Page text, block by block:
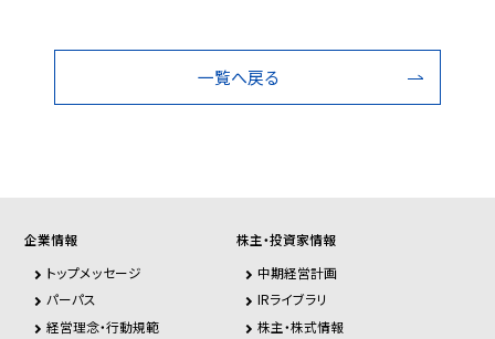
一覧へ戻る
企業情報
トップメッセージ
パーパス
経営理念・行動規範
株主・投資家情報
中期経営計画
IRライブラリ
株主・株式情報